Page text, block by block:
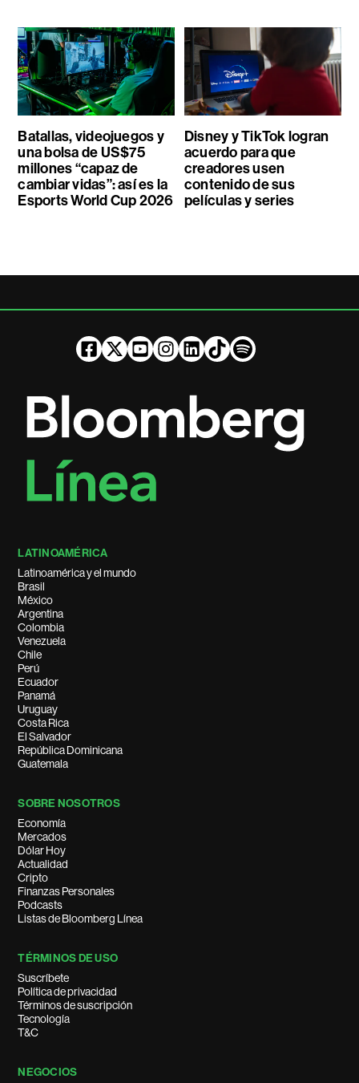
Batallas, videojuegos y
una bolsa de US$75
millones “capaz de
cambiar vidas”: así es la
Esports World Cup 2026
Disney y TikTok logran
acuerdo para que
creadores usen
contenido de sus
películas y series
LATINOAMÉRICA
Latinoamérica y el mundo
Brasil
México
Argentina
Colombia
Venezuela
Chile
Perú
Ecuador
Panamá
Uruguay
Costa Rica
El Salvador
República Dominicana
Guatemala
SOBRE NOSOTROS
Economía
Mercados
Dólar Hoy
Actualidad
Cripto
Finanzas Personales
Podcasts
Listas de Bloomberg Línea
TÉRMINOS DE USO
Suscríbete
Política de privacidad
Términos de suscripción
Tecnología
T&C
NEGOCIOS